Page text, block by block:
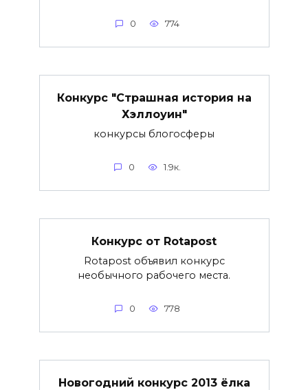
0 774
Конкурс "Страшная история на
Хэллоуин"
конкурсы блогосферы
0 1.9к.
Конкурс от Rotapost
Rotapost объявил конкурс
необычного рабочего места.
0 778
Новогодний конкурс 2013 ёлка